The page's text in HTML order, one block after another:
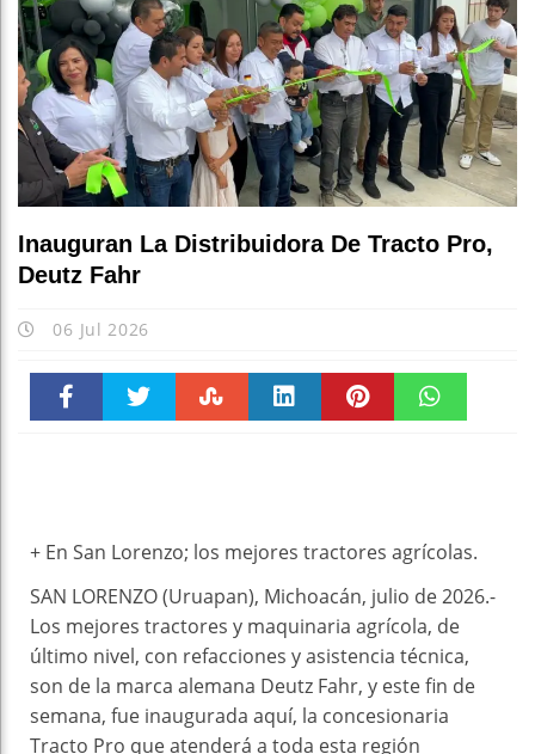
Inauguran La Distribuidora De Tracto Pro,
Deutz Fahr
06 Jul 2026
+ En San Lorenzo; los mejores tractores agrícolas.
SAN LORENZO (Uruapan), Michoacán, julio de 2026.-
Los mejores tractores y maquinaria agrícola, de
último nivel, con refacciones y asistencia técnica,
son de la marca alemana Deutz Fahr, y este fin de
semana, fue inaugurada aquí, la concesionaria
Tracto Pro que atenderá a toda esta región